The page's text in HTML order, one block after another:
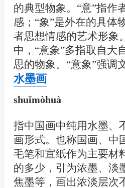
的典型物象。“意”指作
感；“象”是外在的具体
者思想情感的艺术形象
中，“意象”多指取自大
思的物象。“意象”强调
水墨画
shuǐmòhuà
指中国画中纯用水墨、
画形式。也称国画、中
毛笔和宣纸作为主要材
的多少，引为浓墨、淡
焦墨等，画出浓淡层次